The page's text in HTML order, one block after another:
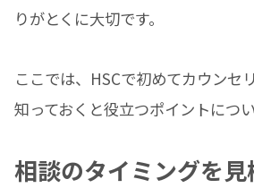
りがとくに大切です。
ここでは、HSCで初めてカウンセ
知っておくと役立つポイントについ
相談のタイミングを見